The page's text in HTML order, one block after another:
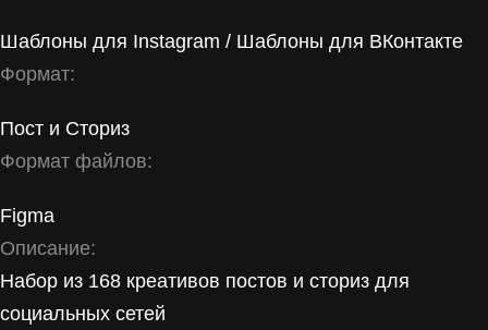
Шаблоны для Instagram / Шаблоны для ВКонтакте
Формат:
Пост и Сториз
Формат файлов:
Figma
Описание:
Набор из 168 креативов постов и сториз для
социальных сетей